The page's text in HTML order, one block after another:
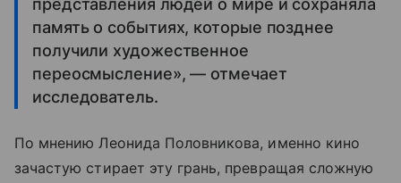
представления людей о мире и сохраняла
память о событиях, которые позднее
получили художественное
переосмысление», — отмечает
исследователь.
По мнению Леонида Половникова, именно кино
зачастую стирает эту грань, превращая сложную